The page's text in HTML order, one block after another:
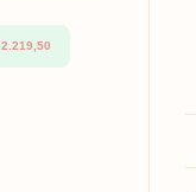
2.219,50